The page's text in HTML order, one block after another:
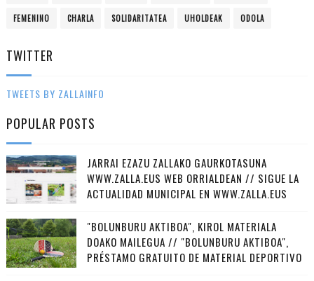
FEMENINO CHARLA SOLIDARITATEA UHOLDEAK ODOLA
TWITTER
TWEETS BY ZALLAINFO
POPULAR POSTS
JARRAI EZAZU ZALLAKO GAURKOTASUNA
WWW.ZALLA.EUS WEB ORRIALDEAN // SIGUE LA
ACTUALIDAD MUNICIPAL EN WWW.ZALLA.EUS
"BOLUNBURU AKTIBOA", KIROL MATERIALA
DOAKO MAILEGUA // "BOLUNBURU AKTIBOA",
PRÉSTAMO GRATUITO DE MATERIAL DEPORTIVO